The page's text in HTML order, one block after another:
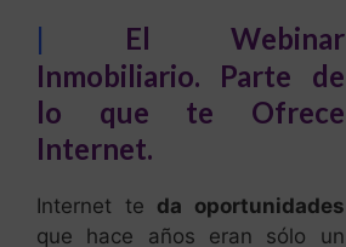
|
El Webinar
Inmobiliario. Parte de
lo que te Ofrece
Internet.
Internet te da oportunidades
que hace años eran sólo un